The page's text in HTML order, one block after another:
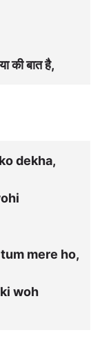
की बात है,
dekha,
mere ho,
woh